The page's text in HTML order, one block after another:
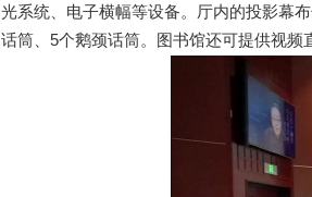
光系统、电子横幅等设备。厅内的投影幕
话筒、5个鹅颈话筒。图书馆还可提供视频